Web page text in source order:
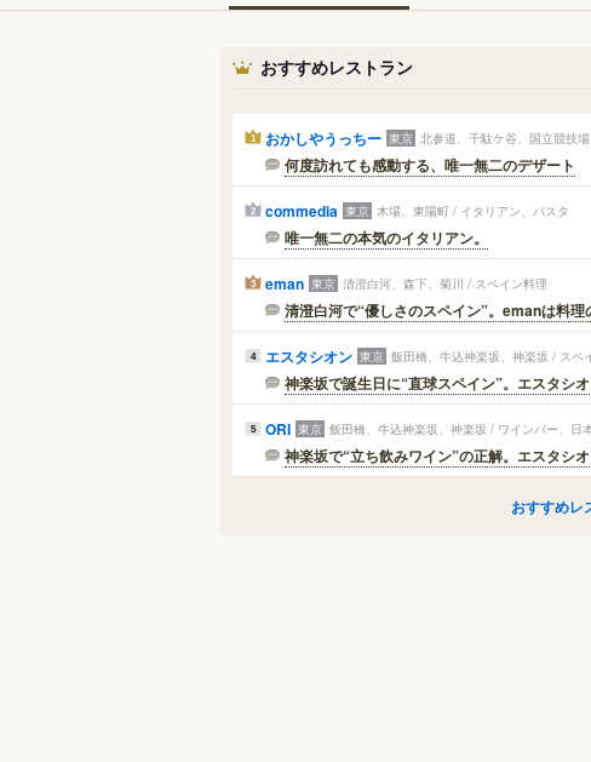
おすすめレストラン
1 おかしやうっちー 東京 北参道、千駄ケ谷、国立競技
何度訪れても感動する、唯一無二のデザート
2 commedia 東京 木場、東陽町 / イタリアン、パスタ
唯一無二の本気のイタリアン。
3 eman 東京 清澄白河、森下、菊川 / スペイン料理
清澄白河で“優しさのスペイン”。emanは料理
4 エスタシオン 東京 飯田橋、牛込神楽坂、神楽坂 / スペ
神楽坂で誕生日に“直球スペイン”。エスタシ
5 ORI 東京 飯田橋、牛込神楽坂、神楽坂 / ワインバー、日
神楽坂で“立ち飲みワイン”の正解。エスタシ
おすすめレ